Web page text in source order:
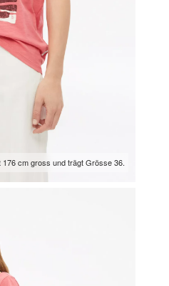
176 cm gross und trägt Grösse 36.